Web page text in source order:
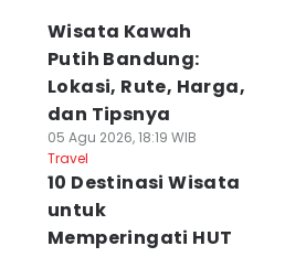
Wisata Kawah
Putih Bandung:
Lokasi, Rute, Harga,
dan Tipsnya
05 Agu 2026, 18:19 WIB
Travel
10 Destinasi Wisata
untuk
Memperingati HUT